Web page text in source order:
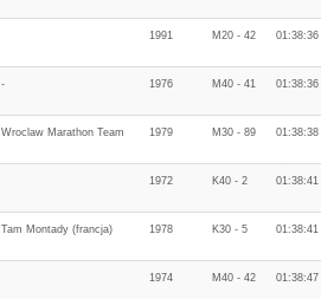
1991 M20 - 42 01:38:36
- 1976 M40 - 41 01:38:36
Wroclaw Marathon Team 1979 M30 - 89 01:38:38
1972 K40 - 2 01:38:41
Tam Montady (francja) 1978 K30 - 5 01:38:41
1974 M40 - 42 01:38:47